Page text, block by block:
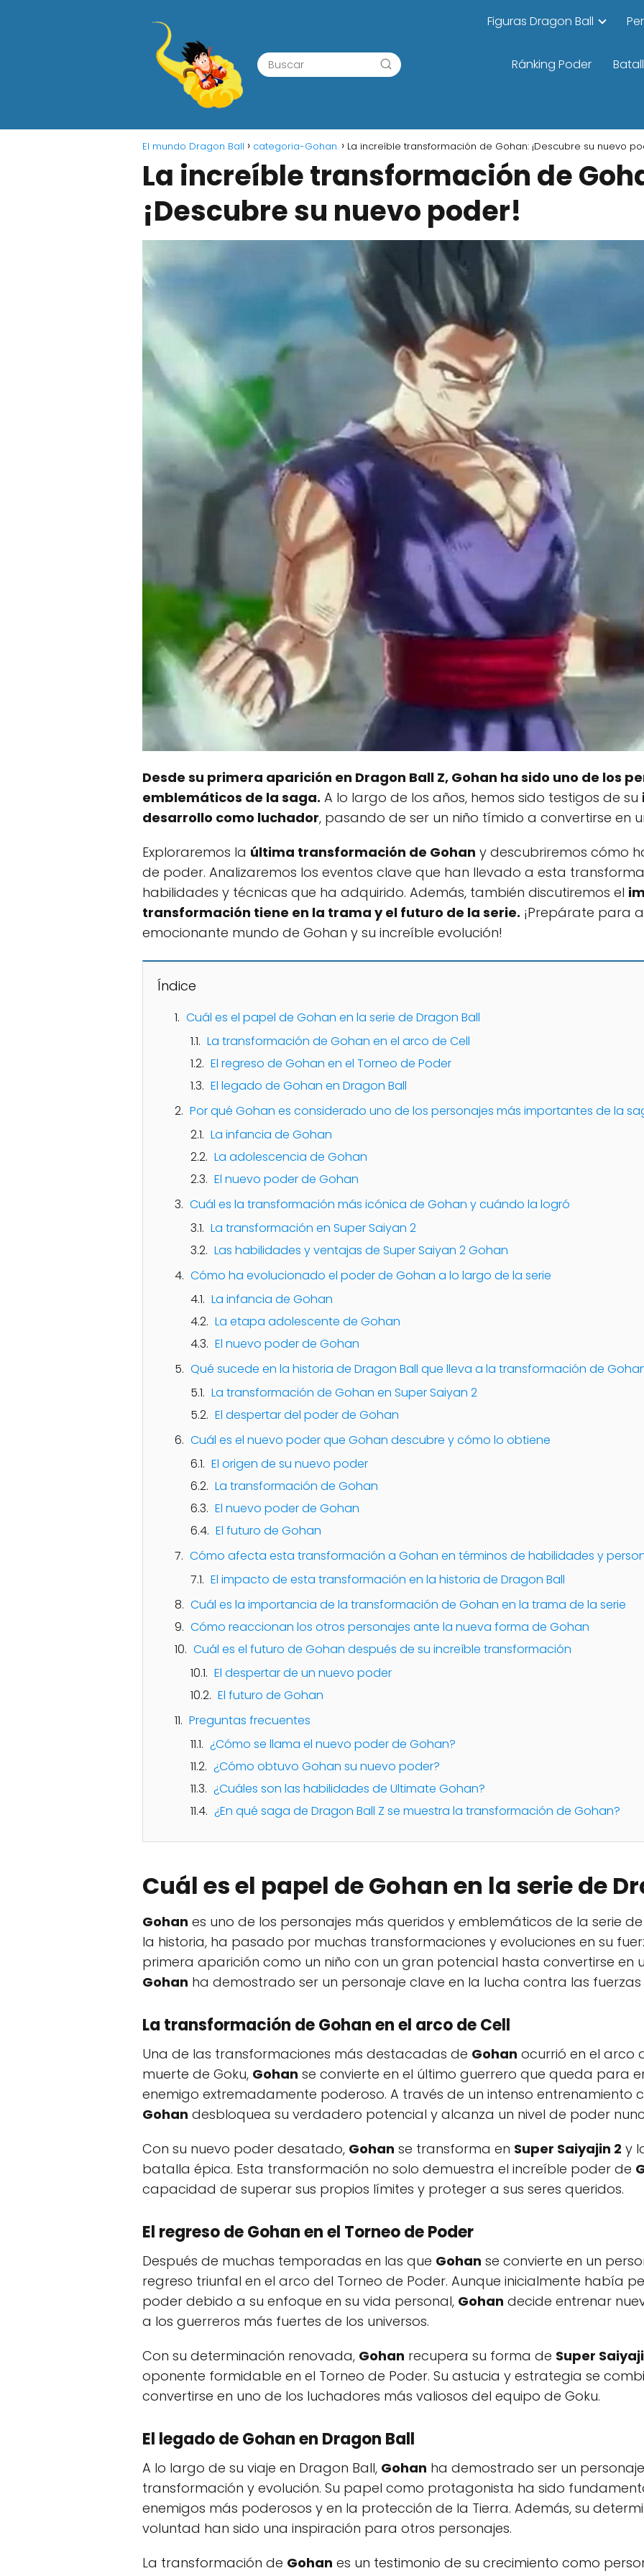
Figuras Dragon Ball
Ránking Poder
El mundo Dragon Ball categoria-Gohan. La increíble transformación de Gohan: ¡Descubre su nuevo
La increíble transformación de
¡Descubre su nuevo poder!
Desde su primera aparición en Dragon Ball Z, Gohan ha sido uno de los
emblemáticos de la saga. A lo largo de los años, hemos sido testigos de su
desarrollo como luchador, pasando de ser un niño tímido a convertirse en
Exploraremos la última transformación de Gohan y descubriremos cómo
de poder. Analizaremos los eventos clave que han llevado a esta
habilidades y técnicas que ha adquirido. Además, también discutiremos el
transformación tiene en la trama y el futuro de la serie. ¡Prepárate para
emocionante mundo de Gohan y su increíble evolución!
Índice
Cuál es el papel de Gohan en la serie de Dragon Ball
La transformación de Gohan en el arco de Cell
El regreso de Gohan en el Torneo de Poder
El legado de Gohan en Dragon Ball
Por qué Gohan es considerado uno de los personajes más importantes de la
La infancia de Gohan
La adolescencia de Gohan
El nuevo poder de Gohan
Cuál es la transformación más icónica de Gohan y cuándo la logró
La transformación en Super Saiyan 2
Las habilidades y ventajas de Super Saiyan 2 Gohan
Cómo ha evolucionado el poder de Gohan a lo largo de la serie
La infancia de Gohan
La etapa adolescente de Gohan
El nuevo poder de Gohan
Qué sucede en la historia de Dragon Ball que lleva a la transformación de
La transformación de Gohan en Super Saiyan 2
El despertar del poder de Gohan
Cuál es el nuevo poder que Gohan descubre y cómo lo obtiene
El origen de su nuevo poder
La transformación de Gohan
El nuevo poder de Gohan
El futuro de Gohan
Cómo afecta esta transformación a Gohan en términos de habilidades y
El impacto de esta transformación en la historia de Dragon Ball
Cuál es la importancia de la transformación de Gohan en la trama de la serie
Cómo reaccionan los otros personajes ante la nueva forma de Gohan
Cuál es el futuro de Gohan después de su increíble transformación
El despertar de un nuevo poder
El futuro de Gohan
Preguntas frecuentes
¿Cómo se llama el nuevo poder de Gohan?
¿Cómo obtuvo Gohan su nuevo poder?
¿Cuáles son las habilidades de Ultimate Gohan?
¿En qué saga de Dragon Ball Z se muestra la transformación de Gohan?
Cuál es el papel de Gohan en la serie de
Gohan es uno de los personajes más queridos y emblemáticos de la serie
la historia, ha pasado por muchas transformaciones y evoluciones en su
primera aparición como un niño con un gran potencial hasta convertirse en
Gohan ha demostrado ser un personaje clave en la lucha contra las
La transformación deGohanen el arco de Cell
Una de las transformaciones más destacadas de Gohan ocurrió en el arco
muerte de Goku, Gohan se convierte en el último guerrero que queda para
enemigo extremadamente poderoso. A través de un intenso entrenamiento
Gohan desbloquea su verdadero potencial y alcanza un nivel de poder
Con su nuevo poder desatado, Gohan se transforma en Super Saiyajin 2 y
batalla épica. Esta transformación no solo demuestra el increíble poder de
capacidad de superar sus propios límites y proteger a sus seres queridos.
El regreso deGohanen el Torneo de Poder
Después de muchas temporadas en las que Gohan se convierte en un
regreso triunfal en el arco del Torneo de Poder. Aunque inicialmente había
poder debido a su enfoque en su vida personal, Gohan decide entrenar
a los guerreros más fuertes de los universos.
Con su determinación renovada, Gohan recupera su forma de Super
oponente formidable en el Torneo de Poder. Su astucia y estrategia se
convertirse en uno de los luchadores más valiosos del equipo de Goku.
El legado deGohanen Dragon Ball
A lo largo de su viaje en Dragon Ball, Gohan ha demostrado ser un
transformación y evolución. Su papel como protagonista ha sido
enemigos más poderosos y en la protección de la Tierra. Además, su
voluntad han sido una inspiración para otros personajes.
La transformación de Gohan es un testimonio de su crecimiento como